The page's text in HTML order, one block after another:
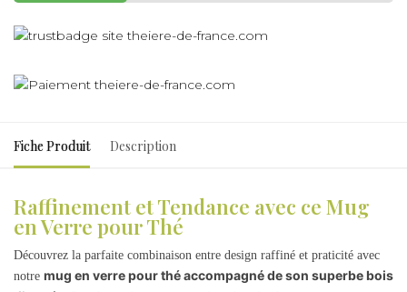
Fiche Produit Description
Raffinement et Tendance avec ce Mug
en Verre pour Thé
Découvrez la parfaite combinaison entre design raffiné et praticité avec
notre mug en verre pour thé accompagné de son superbe bois